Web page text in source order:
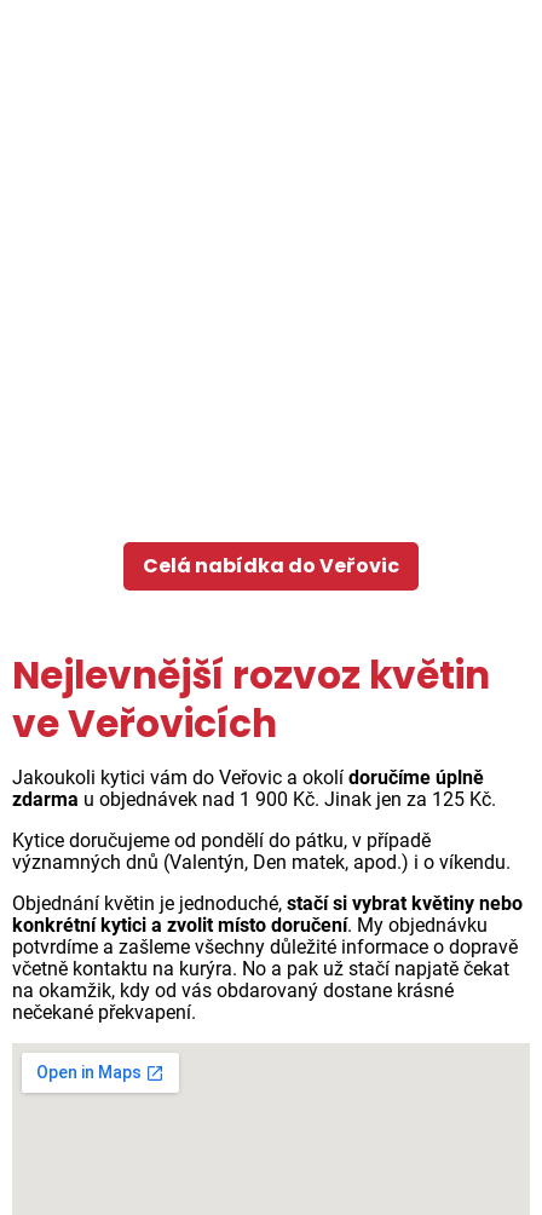
Celá nabídka do Veřovic
Nejlevnější rozvoz květin
ve Veřovicích
Jakoukoli kytici vám do Veřovic a okolí doručíme úplně
zdarma u objednávek nad 1 900 Kč. Jinak jen za 125 Kč.
Kytice doručujeme od pondělí do pátku, v případě
významných dnů (Valentýn, Den matek, apod.) i o víkendu.
Objednání květin je jednoduché, stačí si vybrat květiny nebo
konkrétní kytici a zvolit místo doručení. My objednávku
potvrdíme a zašleme všechny důležité informace o dopravě
včetně kontaktu na kurýra. No a pak už stačí napjatě čekat
na okamžik, kdy od vás obdarovaný dostane krásné
nečekané překvapení.